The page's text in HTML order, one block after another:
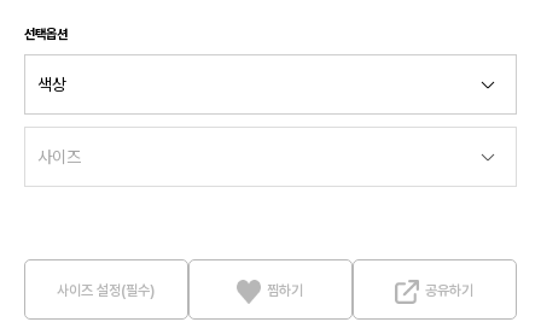
선택옵션
사이즈 설정(필수) 찜하기 공유하기